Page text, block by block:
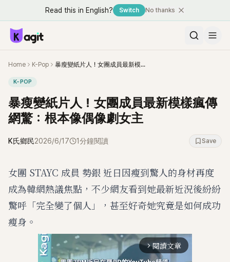
Read this in English? Switch No thanks
Home K-Pop 暴瘦變紙片人！女團成員最新模樣瘋傳 網驚：根本像偶像劇女主
K-POP
暴瘦變紙片人！女團成員最新模樣瘋傳
網驚：根本像偶像劇女主
K氏鄉民2026/6/17 1分鐘閱讀 Save
女團 STAYC 成員 勢銀 近日因瘦到驚人的身材再度
成為韓網熱議焦點，不少網友看到她最新近況後紛紛
驚呼「完全變了個人」，甚至好奇她究竟是如何成功
瘦身。
arrow_forward_ios 閱讀文章